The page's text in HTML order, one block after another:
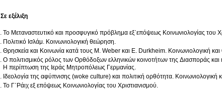
Σε εξέλιξη
Το Μεταναστευτικό και προσφυγικό πρόβλημα εξ΄επόψεως Κοινωνιολογίας του
Πολιτικό Ισλάμ. Κοινωνιολογική θεώρηση.
Θρησκεία και Κοινωνία κατά τους M. Weber και E. Durkheim. Κοινωνιολογική
Ο πολιτισμικός ρόλος των Ορθόδοξων ελληνικών κοινοτήτων της Διασποράς
Η περίπτωση της Ιεράς Μητροπόλεως Γερμανίας.
Ιδεολογία της αφύπνισης (woke culture) και πολιτική ορθότητα. Κοινωνιολογική
Το Γ΄Ράιχ εξ επόψεως Κοινωνιολογίας του Χριστιανισμού.